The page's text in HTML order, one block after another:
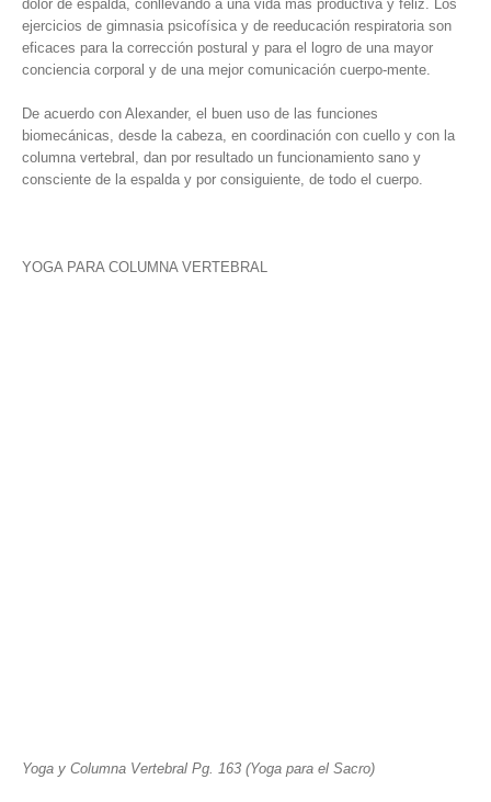
dolor de espalda, conllevando a una vida más productiva y feliz. Los
ejercicios de gimnasia psicofísica y de reeducación respiratoria son
eficaces para la corrección postural y para el logro de una mayor
conciencia corporal y de una mejor comunicación cuerpo-mente.
De acuerdo con Alexander, el buen uso de las funciones
biomecánicas, desde la cabeza, en coordinación con cuello y con la
columna vertebral, dan por resultado un funcionamiento sano y
consciente de la espalda y por consiguiente, de todo el cuerpo.
YOGA PARA COLUMNA VERTEBRAL
Yoga y Columna Vertebral Pg. 163 (Yoga para el Sacro)